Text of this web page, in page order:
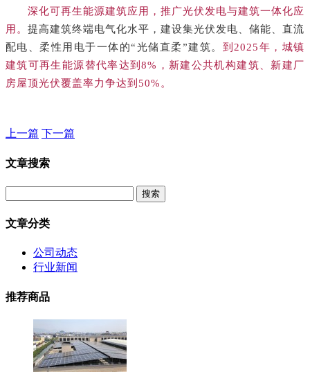
深化可再生能源建筑应用，推广光伏发电与建筑一体化应
用。 提高建筑终端电气化水平，建设集光伏发电、储能、直流
配电、柔性用电于一体的“光储直柔”建筑。 到2025年，城镇
建筑可再生能源替代率达到8%，新建公共机构建筑、新建厂
房屋顶光伏覆盖率力争达到50%。
上一篇 下一篇
文章搜索
文章分类
公司动态
行业新闻
推荐商品